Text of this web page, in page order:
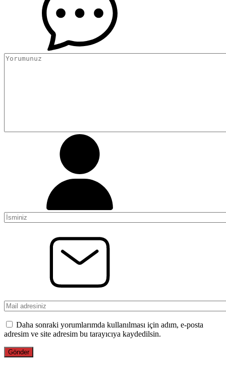
Daha sonraki yorumlarımda kullanılması için adım, e-posta
adresim ve site adresim bu tarayıcıya kaydedilsin.